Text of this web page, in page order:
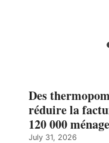
Des
réduire la
120 000
July 31, 2026